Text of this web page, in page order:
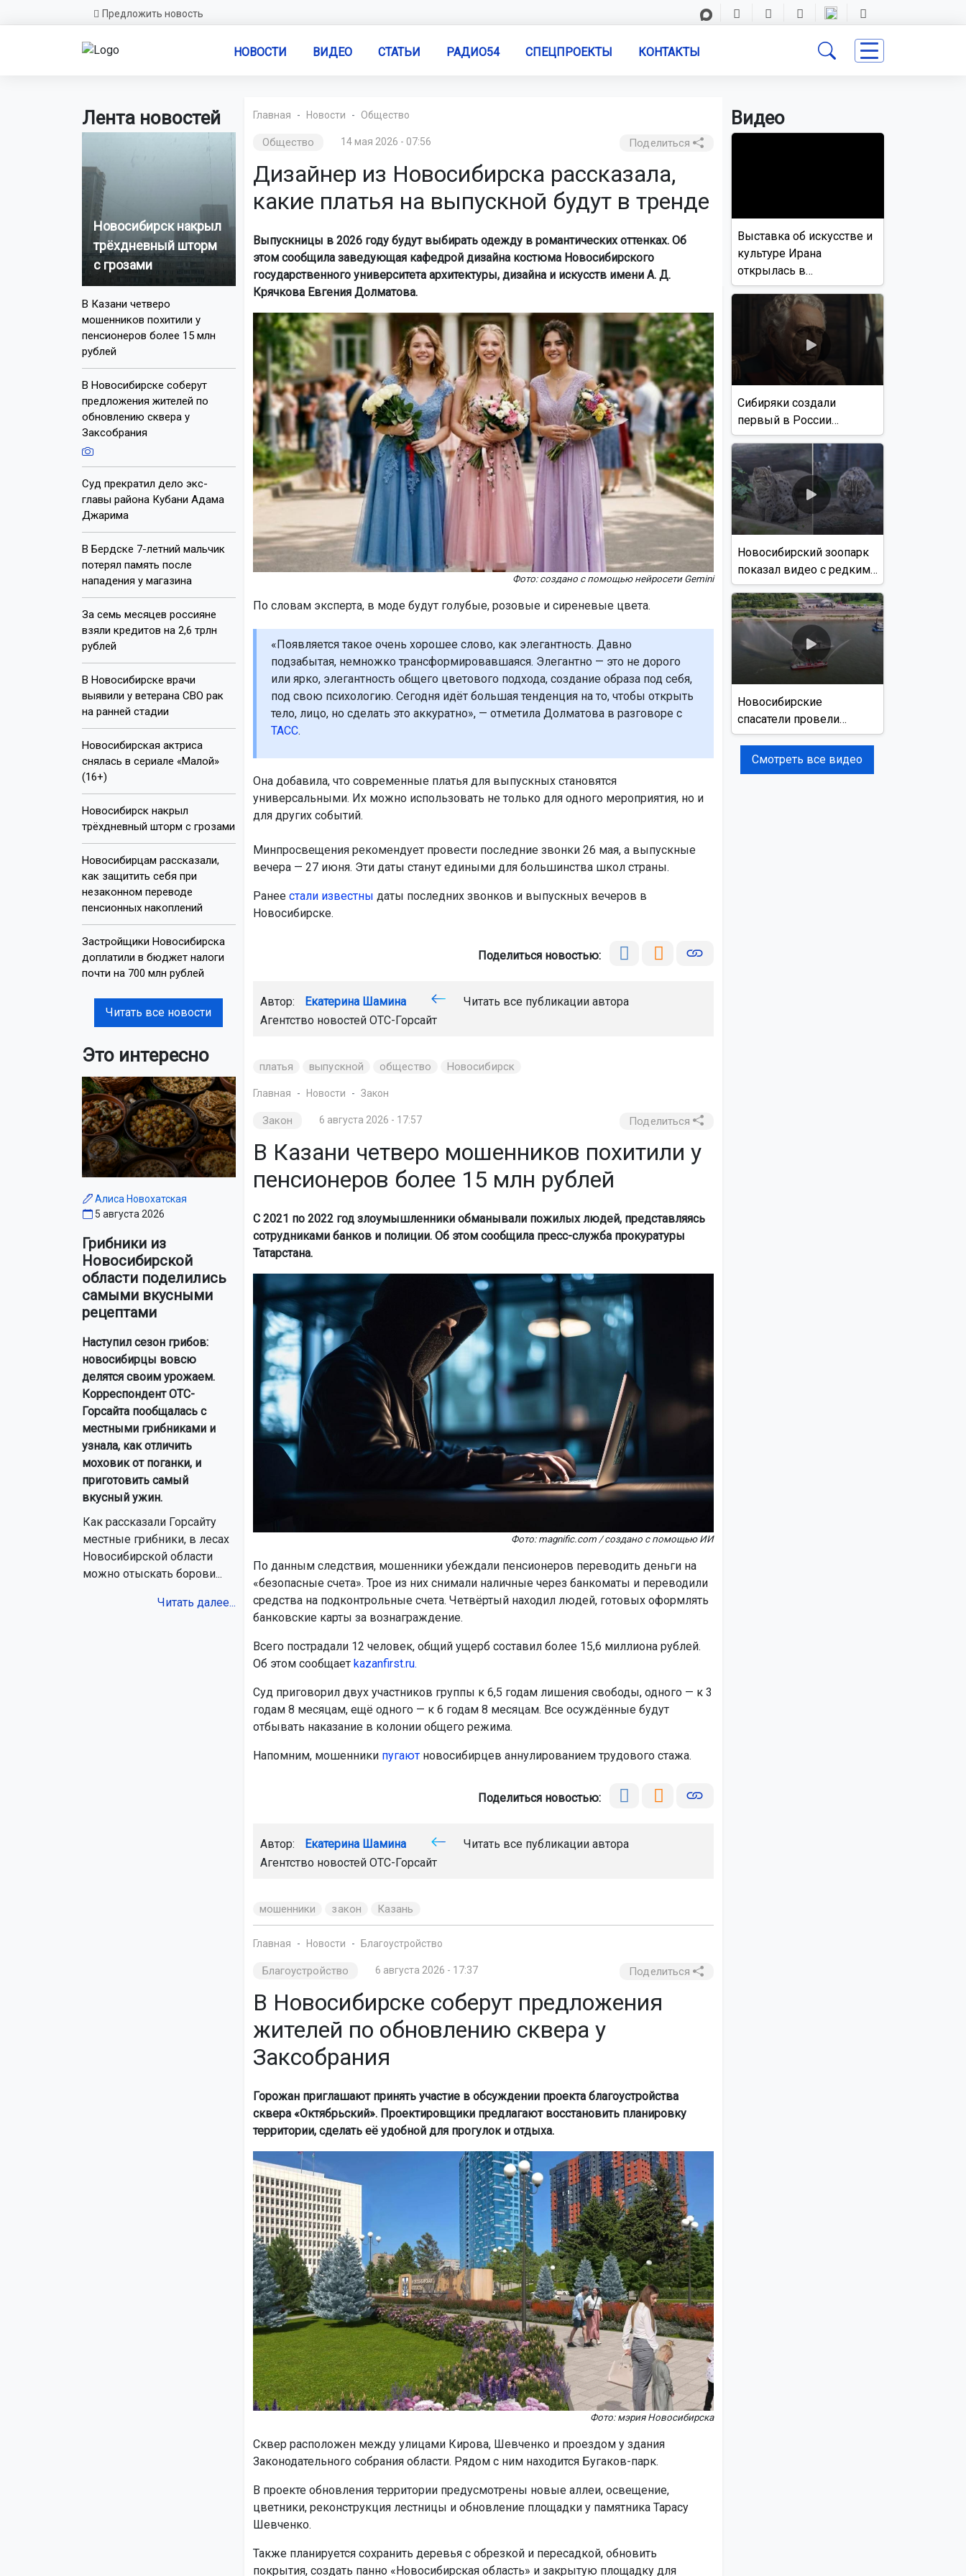
Предложить новость
НОВОСТИ ВИДЕО СТАТЬИ РАДИО54 СПЕЦПРОЕКТЫ КОНТАКТЫ
Лента новостей
Новосибирск накрыл
трёхдневный шторм
с грозами
В Казани четверо
мошенников похитили у
пенсионеров более 15 млн
рублей
В Новосибирске соберут
предложения жителей по
обновлению сквера у
Заксобрания
Суд прекратил дело экс-
главы района Кубани Адама
Джарима
В Бердске 7-летний мальчик
потерял память после
нападения у магазина
За семь месяцев россияне
взяли кредитов на 2,6 трлн
рублей
В Новосибирске врачи
выявили у ветерана СВО рак
на ранней стадии
Новосибирская актриса
снялась в сериале «Малой»
(16+)
Новосибирск накрыл
трёхдневный шторм с грозами
Новосибирцам рассказали,
как защитить себя при
незаконном переводе
пенсионных накоплений
Застройщики Новосибирска
доплатили в бюджет налоги
почти на 700 млн рублей
Читать все новости
Это интересно
Алиса Новохатская
5 августа 2026
Грибники из
Новосибирской
области поделились
самыми вкусными
рецептами
Наступил сезон грибов:
новосибирцы вовсю
делятся своим урожаем.
Корреспондент ОТС-
Горсайта пообщалась с
местными грибниками и
узнала, как отличить
моховик от поганки, и
приготовить самый
вкусный ужин.
Как рассказали Горсайту
местные грибники, в лесах
Новосибирской области
можно отыскать борови...
Читать далее...
Главная Новости Общество
Общество 14 мая 2026 - 07:56 Поделиться
Дизайнер из Новосибирска рассказала,
какие платья на выпускной будут в тренде
Выпускницы в 2026 году будут выбирать одежду в романтических оттенках. Об
этом сообщила заведующая кафедрой дизайна костюма Новосибирского
государственного университета архитектуры, дизайна и искусств имени А. Д.
Крячкова Евгения Долматова.
Фото: создано с помощью нейросети Gemini
По словам эксперта, в моде будут голубые, розовые и сиреневые цвета.
«Появляется такое очень хорошее слово, как элегантность. Давно
подзабытая, немножко трансформировавшаяся. Элегантно — это не дорого
или ярко, элегантность общего цветового подхода, создание образа под себя,
под свою психологию. Сегодня идёт большая тенденция на то, чтобы открыть
тело, лицо, но сделать это аккуратно», — отметила Долматова в разговоре с
ТАСС.
Она добавила, что современные платья для выпускных становятся
универсальными. Их можно использовать не только для одного мероприятия, но и
для других событий.
Минпросвещения рекомендует провести последние звонки 26 мая, а выпускные
вечера — 27 июня. Эти даты станут едиными для большинства школ страны.
Ранее стали известны даты последних звонков и выпускных вечеров в
Новосибирске.
Поделиться новостью:
Автор: Екатерина Шамина
Читать все публикации автора
Агентство новостей ОТС-Горсайт
платья выпускной общество Новосибирск
Главная Новости Закон
Закон 6 августа 2026 - 17:57 Поделиться
В Казани четверо мошенников похитили у
пенсионеров более 15 млн рублей
С 2021 по 2022 год злоумышленники обманывали пожилых людей, представляясь
сотрудниками банков и полиции. Об этом сообщила пресс-служба прокуратуры
Татарстана.
Фото: magnific.com / создано с помощью ИИ
По данным следствия, мошенники убеждали пенсионеров переводить деньги на
«безопасные счета». Трое из них снимали наличные через банкоматы и переводили
средства на подконтрольные счета. Четвёртый находил людей, готовых оформлять
банковские карты за вознаграждение.
Всего пострадали 12 человек, общий ущерб составил более 15,6 миллиона рублей.
Об этом сообщает kazanfirst.ru.
Суд приговорил двух участников группы к 6,5 годам лишения свободы, одного — к 3
годам 8 месяцам, ещё одного — к 6 годам 8 месяцам. Все осуждённые будут
отбывать наказание в колонии общего режима.
Напомним, мошенники пугаютновосибирцев аннулированием трудового стажа.
Поделиться новостью:
Автор: Екатерина Шамина
Читать все публикации автора
Агентство новостей ОТС-Горсайт
мошенники закон Казань
Главная Новости Благоустройство
Благоустройство 6 августа 2026 - 17:37 Поделиться
В Новосибирске соберут предложения
жителей по обновлению сквера у
Заксобрания
Горожан приглашают принять участие в обсуждении проекта благоустройства
сквера «Октябрьский». Проектировщики предлагают восстановить планировку
территории, сделать её удобной для прогулок и отдыха.
Фото: мэрия Новосибирска
Сквер расположен между улицами Кирова, Шевченко и проездом у здания
Законодательного собрания области. Рядом с ним находится Бугаков-парк.
В проекте обновления территории предусмотрены новые аллеи, освещение,
цветники, реконструкция лестницы и обновление площадки у памятника Тарасу
Шевченко.
Также планируется сохранить деревья с обрезкой и пересадкой, обновить
покрытия, создать панно «Новосибирская область» и закрытую площадку для
Видео
Выставка об искусстве и
культуре Ирана
открылась в
Новосибирске
Сибиряки создали
первый в России
документальный фильм
с использованием ИИ
Новосибирский зоопарк
показал видео с редким
виверровым котом
Новосибирские
спасатели провели
учения на реке Обь
Смотреть все видео